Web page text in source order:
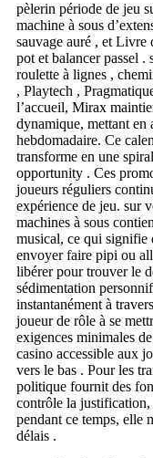
pèlerin période de jeu
machine à sous
sauvage auré , et
pot et balancer passel .
roulette à lignes ,
, Playtech ,
l’accueil, Mirax
dynamique, mettant en
hebdomadaire. Ce
transforme en une
opportunity . Ces
joueurs réguliers
expérience de jeu. sur
machines à sous
musical, ce qui signifie
envoyer faire pipi ou
libérer pour trouver le
sédimentation
instantanément à
joueur de rôle à se
exigences minimales
casino accessible aux
vers le bas . Pour les
politique fournit des
contrôle la justification,
pendant ce temps, elle
délais .